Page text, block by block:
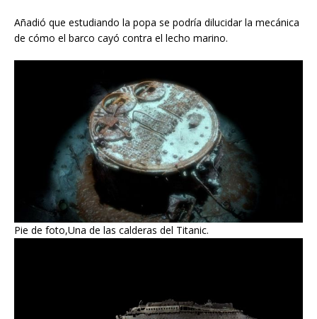
Añadió que estudiando la popa se podría dilucidar la mecánica
de cómo el barco cayó contra el lecho marino.
Pie de foto,Una de las calderas del Titanic.